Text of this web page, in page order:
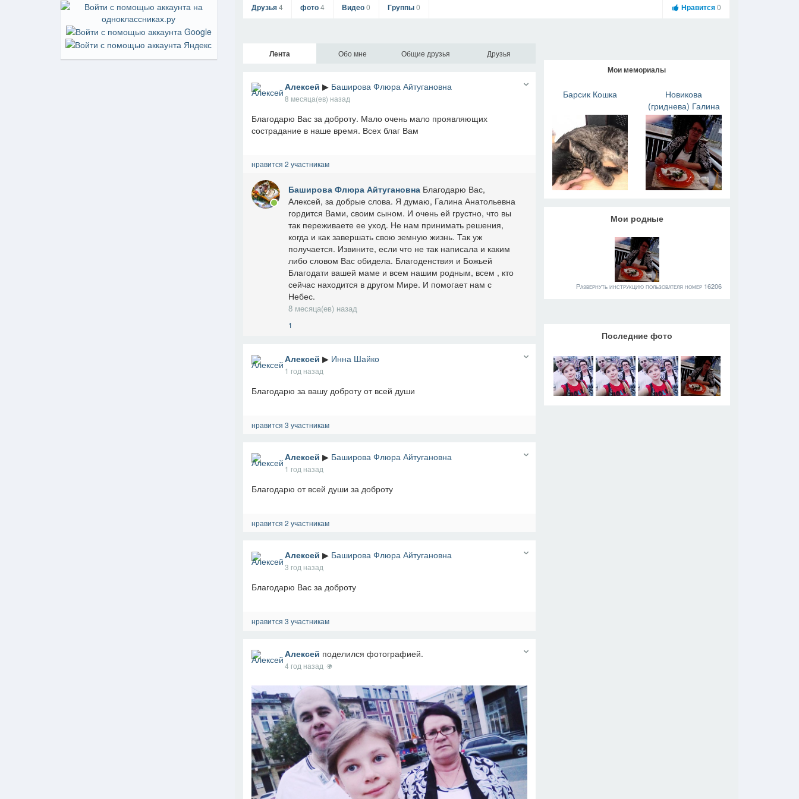
Друзья4 фото4 Видео0 Группы0 Нравится0
Мои мемориалы
Барсик Кошка
Новикова
(гриднева) Галина
Мои родные
Развернуть инструкцию пользователя номер 16206
Последние фото
Лента Обо мне Общие друзья Друзья
Алексей ▶ Баширова Флюра Айтугановна
8 месяца(ев) назад
Благодарю Вас за доброту. Мало очень мало проявляющих
сострадание в наше время. Всех благ Вам
нравится 2 участникам
Баширова Флюра Айтугановна Благодарю Вас,
Алексей, за добрые слова. Я думаю, Галина Анатольевна
гордится Вами, своим сыном. И очень ей грустно, что вы
так переживаете ее уход. Не нам принимать решения,
когда и как завершать свою земную жизнь. Так уж
получается. Извините, если что не так написала и каким
либо словом Вас обидела. Благоденствия и Божьей
Благодати вашей маме и всем нашим родным, всем , кто
сейчас находится в другом Мире. И помогает нам с
Небес.
8 месяца(ев) назад
1
Алексей ▶ Инна Шайко
1 год назад
Благодарю за вашу доброту от всей души
нравится 3 участникам
Алексей ▶ Баширова Флюра Айтугановна
1 год назад
Благодарю от всей души за доброту
нравится 2 участникам
Алексей ▶ Баширова Флюра Айтугановна
3 год назад
Благодарю Вас за доброту
нравится 3 участникам
Алексей поделился фотографией.
4 год назад